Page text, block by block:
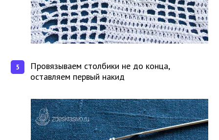
Провязываем столбики не до конца,
оставляем первый накид